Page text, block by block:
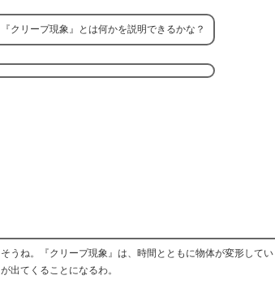
『クリープ現象』とは何かを説明できるかな？
そうね。『クリープ現象』は、時間とともに物体が変形して
が出てくることになるわ。